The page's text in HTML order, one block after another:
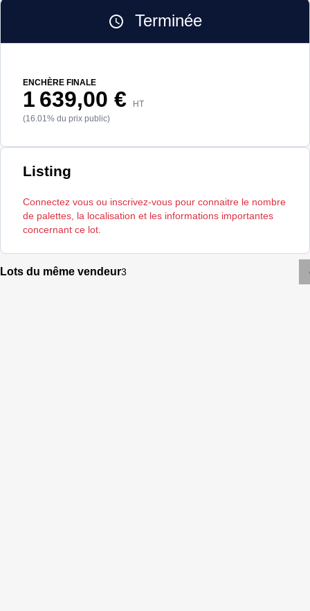
Terminée
ENCHÈRE FINALE
1 639,00 €
HT
(16.01% du prix public)
Listing
Connectez vous ou inscrivez-vous pour connaitre le nombre
de palettes, la localisation et les informations importantes
concernant ce lot.
Lots du même vendeur3